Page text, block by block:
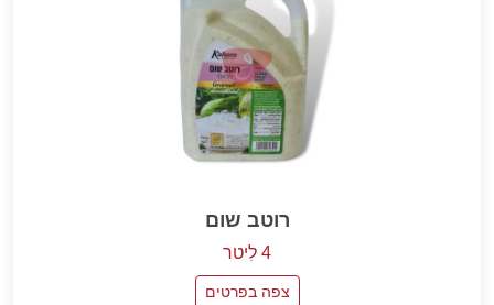
רוטב שום
4 לִיטר
צפה בפרטים